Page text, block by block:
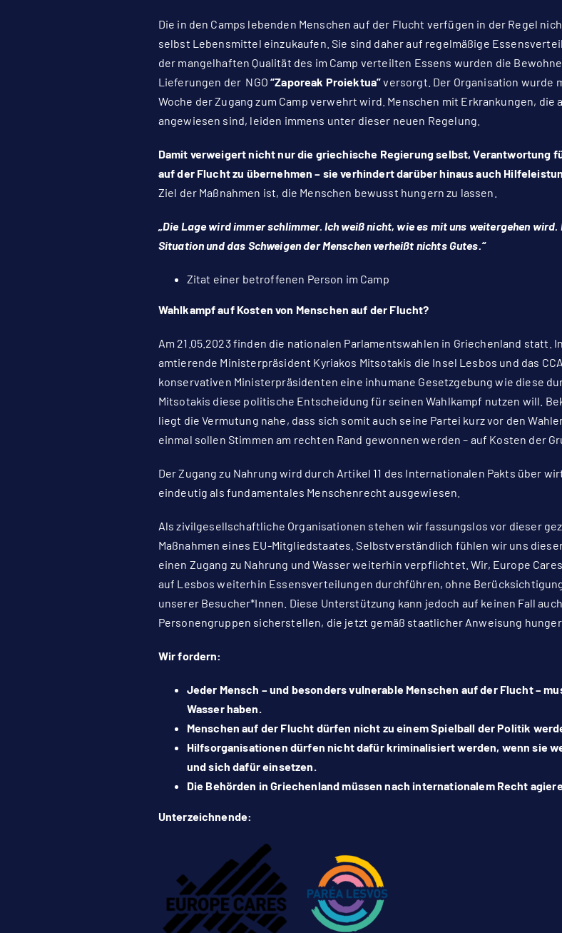
Die in den Camps lebenden Menschen auf der Flucht verfügen in der Regel
selbst Lebensmittel einzukaufen. Sie sind daher auf regelmäßige
der mangelhaften Qualität des im Camp verteilten Essens wurden die
Lieferungen der NGO“Zaporeak Proiektua”versorgt. Der Organisation wurde
Woche der Zugang zum Camp verwehrt wird. Menschen mit Erkrankungen,
angewiesen sind, leiden immens unter dieser neuen Regelung.
Damit verweigert nicht nur die griechische Regierung selbst, Verantwortung
auf der Flucht zu übernehmen – sie verhindert darüber hinaus auch
Ziel der Maßnahmen ist, die Menschen bewusst hungern zu lassen.
„Die Lage wird immer schlimmer. Ich weiß nicht, wie es mit uns weitergehen
Situation und das Schweigen der Menschen verheißt nichts Gutes.“
Zitat einer betroffenen Person im Camp
Wahlkampf auf Kosten von Menschen auf der Flucht?
Am 21.05.2023 finden die nationalen Parlamentswahlen in Griechenland statt.
amtierende Ministerpräsident Kyriakos Mitsotakis die Insel Lesbos und das
konservativen Ministerpräsidenten eine inhumane Gesetzgebung wie diese
Mitsotakis diese politische Entscheidung für seinen Wahlkampf nutzen will.
liegt die Vermutung nahe, dass sich somit auch seine Partei kurz vor den
einmal sollen Stimmen am rechten Rand gewonnen werden – auf Kosten der
Der Zugang zu Nahrung wird durch Artikel 11 des Internationalen Pakts über
eindeutig als fundamentales Menschenrecht ausgewiesen.
Als zivilgesellschaftliche Organisationen stehen wir fassungslos vor dieser
Maßnahmen eines EU-Mitgliedstaates. Selbstverständlich fühlen wir uns
einen Zugang zu Nahrung und Wasser weiterhin verpflichtet. Wir, Europe
auf Lesbos weiterhin Essensverteilungen durchführen, ohne
unserer Besucher*Innen. Diese Unterstützung kann jedoch auf keinen Fall
Personengruppen sicherstellen, die jetzt gemäß staatlicher Anweisung
Wir fordern:
Jeder Mensch – und besonders vulnerable Menschen auf der Flucht –
Wasser haben.
Menschen auf der Flucht dürfen nicht zu einem Spielball der Politik
Hilfsorganisationen dürfen nicht dafür kriminalisiert werden, wenn sie
und sich dafür einsetzen.
Die Behörden in Griechenland müssen nach internationalem Recht
Unterzeichnende: